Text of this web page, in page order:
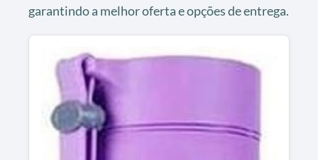
garantindo a melhor oferta e opções de entrega.